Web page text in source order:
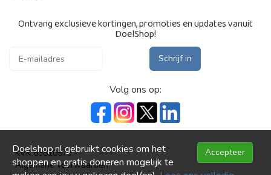
Ontvang exclusieve kortingen, promoties en updates vanuit
DoelShop!
Schrijf in
Volg ons op:
KVK 63810573
Algemene voorwaarden
Accepteer
Doelshop.nl gebruikt cookies om het
shoppen en gratis doneren mogelijk te